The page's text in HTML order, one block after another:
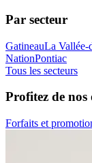
Par secteur
GatineauLa Vallée-
NationPontiac
Tous les secteurs
Profitez de nos
Forfaits et